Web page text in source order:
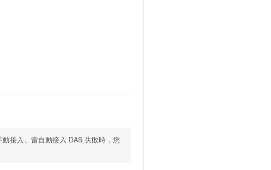
動接入。當自動接入 DAS 失敗時，您